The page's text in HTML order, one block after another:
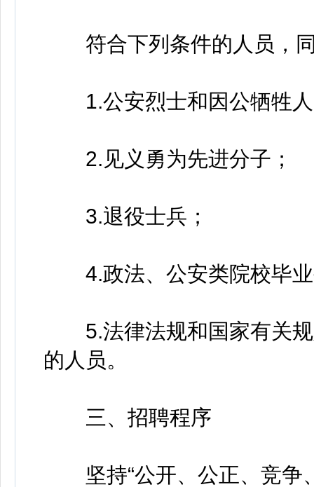
符合下列条件的人员，同
1.公安烈士和因公牺牲人
2.见义勇为先进分子；
3.退役士兵；
4.政法、公安类院校毕业
5.法律法规和国家有关规
的人员。
三、招聘程序
坚持“公开、公正、竞争